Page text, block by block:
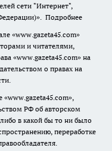
сети "Интернет",
Подробнее
«www.gazeta45.com»
и читателями,
«www.gazeta45.com» на
о правах на
РФ об авторском
в какой бы то ни было
переработке